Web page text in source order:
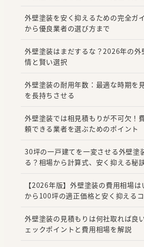
外壁塗装を安く抑えるための完全ガ
から優良業者の選び方まで
外壁塗装はまだするな？2026年の外
情と賢い選択
外壁塗装の耐用年数：最適な時期を
を長持ちさせる
外壁塗装では相見積もりが不可欠！
頼できる業者を選ぶためのポイント
30坪の一戸建てを一変させる外壁塗
る？相場から計算式、安く抑える秘
【2026年版】外壁塗装の費用相場
から100坪の適正価格と安く抑える
外壁塗装の見積もりは何社取れば良
ェックポイントと費用相場を解説